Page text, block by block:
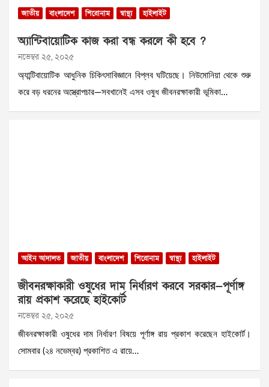
জাতীয় বাংলাদেশ শিরোনাম স্বাস্থ্য হাইলাইট
অ্যান্টিবায়োটিক কাজ করা বন্ধ করলে কী হবে ?
নভেম্বর ২৫, ২০২৫
অ্যান্টিবায়োটিক আধুনিক চিকিৎসাবিজ্ঞানে বিপ্লব ঘটিয়েছে। নিউমোনিয়া থেকে শুরু
করে বড় ধরনের অস্ত্রোপচার—সবখানেই এসব ওষুধ জীবনরক্ষাকারী ভূমিকা…
আইন আদালত জাতীয় বাংলাদেশ শিরোনাম স্বাস্থ্য হাইলাইট
জীবনরক্ষাকারী ওষুধের দাম নির্ধারণ করবে সরকার—পূর্ণাঙ্গ
রায় প্রকাশ করেছে হাইকোর্ট
নভেম্বর ২৫, ২০২৫
জীবনরক্ষাকারী ওষুধের দাম নির্ধারণ বিষয়ে পূর্ণাঙ্গ রায় প্রকাশ করেছেন হাইকোর্ট।
সোমবার (২৪ নভেম্বর) প্রকাশিত এ রায়ে…